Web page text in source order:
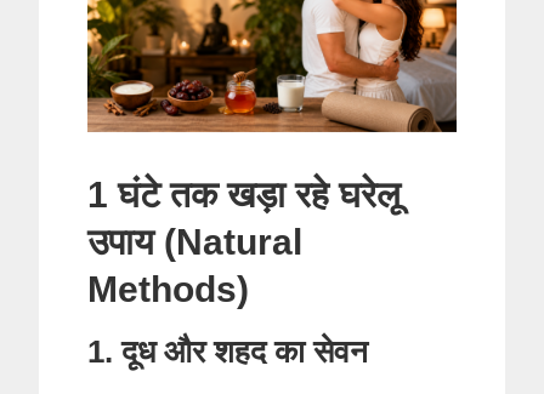
1 घंटे तक खड़ा रहे घरेलू
उपाय (Natural
Methods)
1. दूध और शहद का सेवन